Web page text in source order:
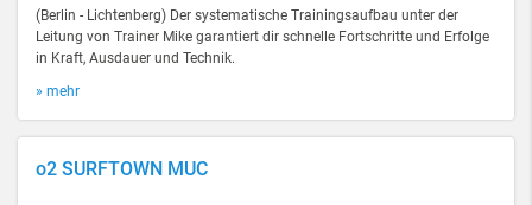
(Berlin - Lichtenberg) Der systematische Trainingsaufbau unter der
Leitung von Trainer Mike garantiert dir schnelle Fortschritte und Erfolge
in Kraft, Ausdauer und Technik.
» mehr
o2 SURFTOWN MUC